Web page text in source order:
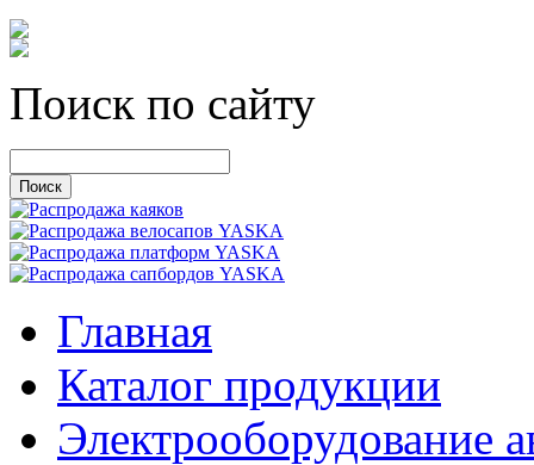
Поиск по сайту
Главная
Каталог продукции
Электрооборудование